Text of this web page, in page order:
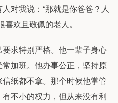
对我说：“那就是你爸爸？人
欢且敬佩的老人。
求特别严格。他一辈子身心
加班。他办事公正，坚持原
纸都不拿。那个时候他掌管
不小的权力，但从来没有利